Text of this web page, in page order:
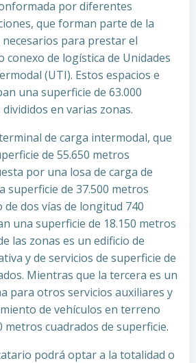
por diferentes
que forman parte de la
para prestar el
de logística de Unidades
(UTI). Estos espacios e
una superficie de 63.000
en varias zonas.
de carga intermodal, que
de 55.650 metros
por una losa de carga de
superficie de 37.500 metros
de dos vías de longitud 740
una superficie de 18.150 metros
las zonas es un edificio de
y de servicios de superficie de
Mientras que la tercera es un
para otros servicios auxiliares y
de vehículos en terreno
metros cuadrados de superficie.
podrá optar a la totalidad o